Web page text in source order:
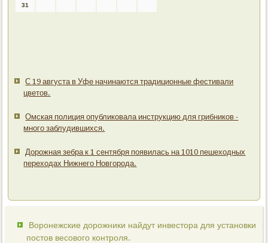
31
С 19 августа в Уфе начинаются традиционные фестивали
цветов.
Омская полиция опубликовала инструкцию для грибников -
много заблудившихся.
Дорожная зебра к 1 сентября появилась на 1010 пешеходных
переходах Нижнего Новгорода.
Воронежские дорожники найдут инвестора для установки
постов весового контроля.